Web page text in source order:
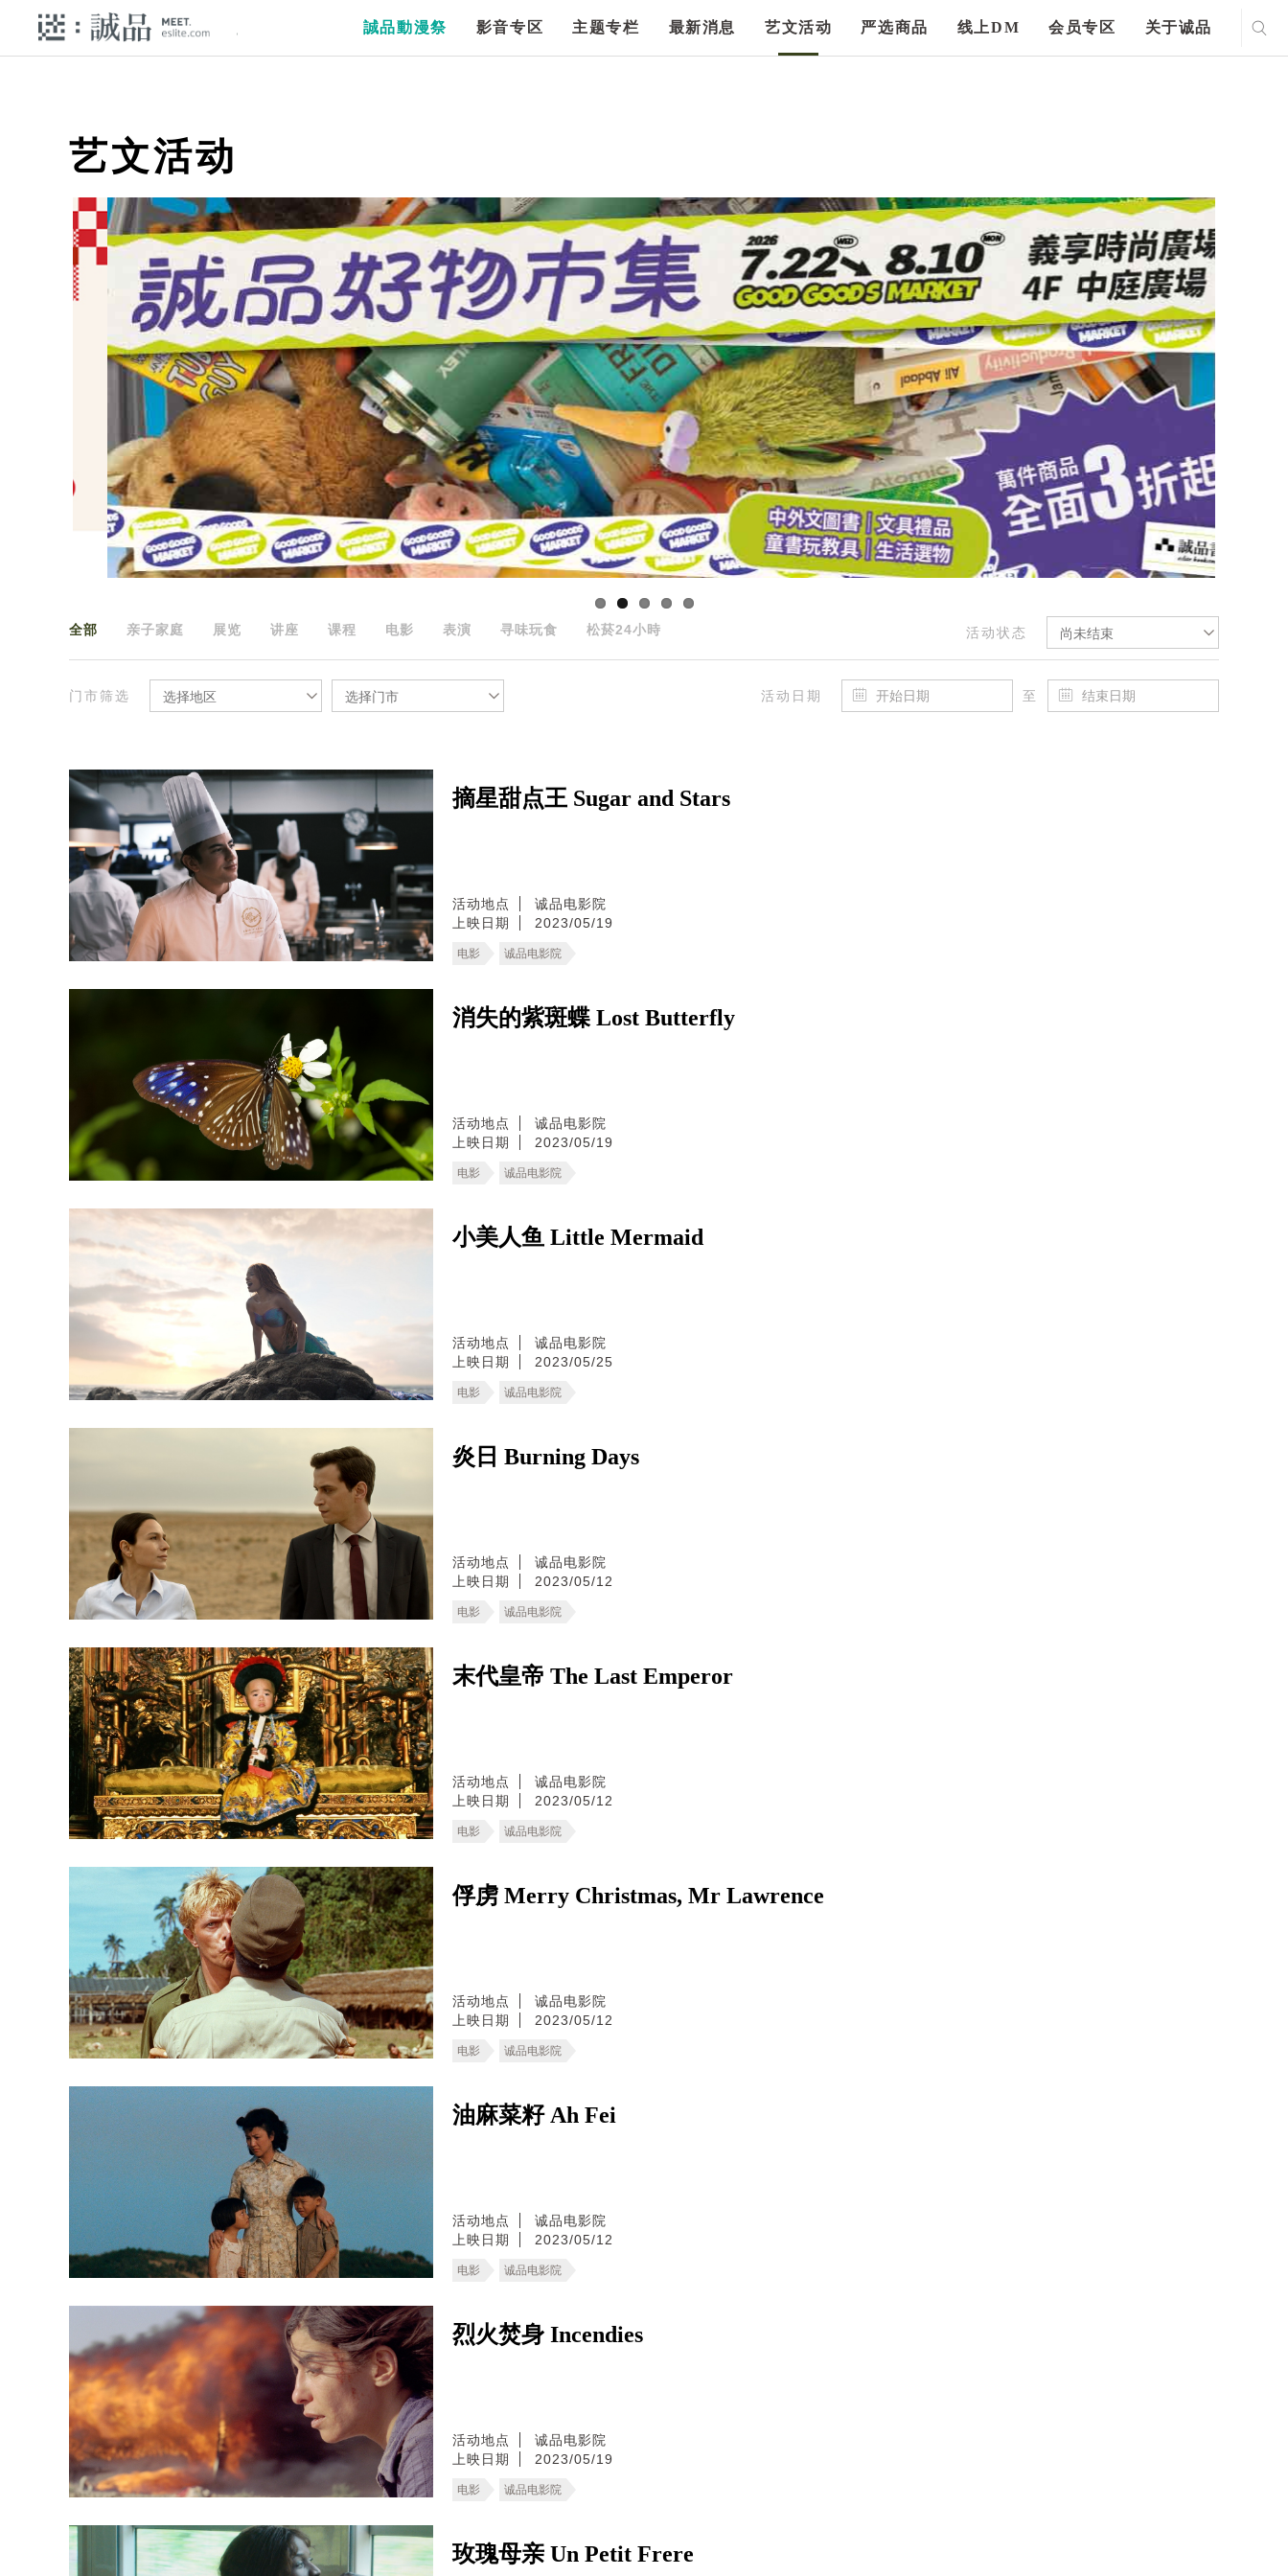
誠品動漫祭 影音专区 主题专栏 最新消息 艺文活动 严选商品 线上DM 会员专区 关于诚品
艺文活动
活动状态 尚未结束
全部 亲子家庭 展览 讲座 课程 电影 表演 寻味玩食 松菸24小時
门市筛选 选择地区 选择门市 活动日期 至
摘星甜点王 Sugar and Stars
活动地点
诚品电影院
上映日期
2023/05/19
电影 诚品电影院
消失的紫斑蝶 Lost Butterfly
活动地点
诚品电影院
上映日期
2023/05/19
电影 诚品电影院
小美人鱼 Little Mermaid
活动地点
诚品电影院
上映日期
2023/05/25
电影 诚品电影院
炎日 Burning Days
活动地点
诚品电影院
上映日期
2023/05/12
电影 诚品电影院
末代皇帝 The Last Emperor
活动地点
诚品电影院
上映日期
2023/05/12
电影 诚品电影院
俘虏 Merry Christmas, Mr Lawrence
活动地点
诚品电影院
上映日期
2023/05/12
电影 诚品电影院
油麻菜籽 Ah Fei
活动地点
诚品电影院
上映日期
2023/05/12
电影 诚品电影院
烈火焚身 Incendies
活动地点
诚品电影院
上映日期
2023/05/19
电影 诚品电影院
玫瑰母亲 Un Petit Frere